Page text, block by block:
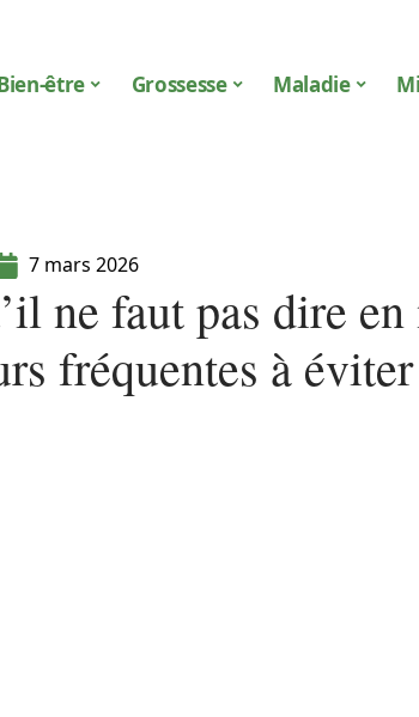
être Grossesse Maladie
7 mars 2026
ne faut pas dire
fréquentes à éviter